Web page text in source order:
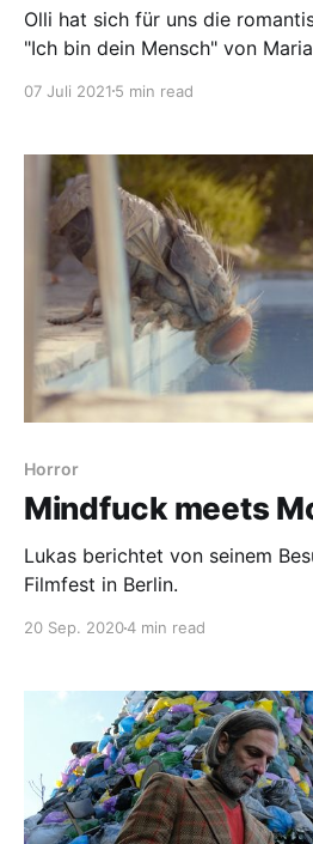
Olli hat sich für uns die
"Ich bin dein Mensch" von
07 Juli 2021 5 min read
Horror
Mindfuck meets
Lukas berichtet von seinem
Filmfest in Berlin.
20 Sep. 20204 min read